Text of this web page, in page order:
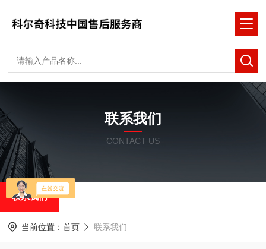
联系我们
CONTACT US
联系我们
当前位置： 首页 联系我们